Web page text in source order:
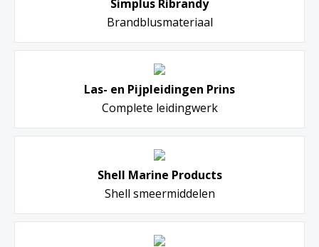
Simplus Ribrandy
Brandblusmateriaal
Las- en Pijpleidingen Prins
Complete leidingwerk
Shell Marine Products
Shell smeermiddelen